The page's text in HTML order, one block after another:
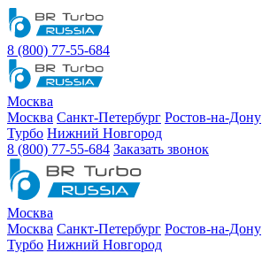
8 (800) 77-55-684
Москва
Москва Санкт-Петербург Ростов-на-Дону
Турбо Нижний Новгород
8 (800) 77-55-684 Заказать звонок
Москва
Москва Санкт-Петербург Ростов-на-Дону
Турбо Нижний Новгород